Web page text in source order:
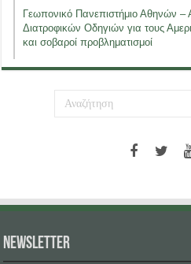
Γεωπονικό Πανεπιστήμιο Αθηνών –
Διατροφικών Οδηγιών για τους
και σοβαροί προβληματισμοί
NEWSLETTER